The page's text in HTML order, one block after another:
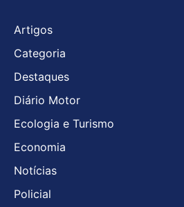
Artigos
Categoria
Destaques
Diário Motor
Ecologia e Turismo
Economia
Notícias
Policial